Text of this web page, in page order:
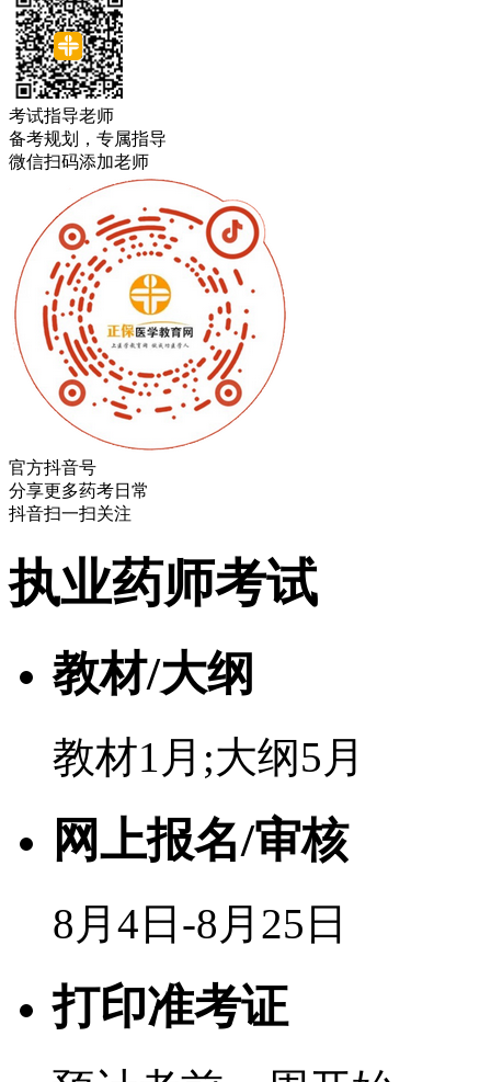
考试指导老师
备考规划，专属指导
微信扫码添加老师
官方抖音号
分享更多药考日常
抖音扫一扫关注
执业药师考试
教材/大纲
教材1月;大纲5月
网上报名/审核
8月4日-8月25日
打印准考证